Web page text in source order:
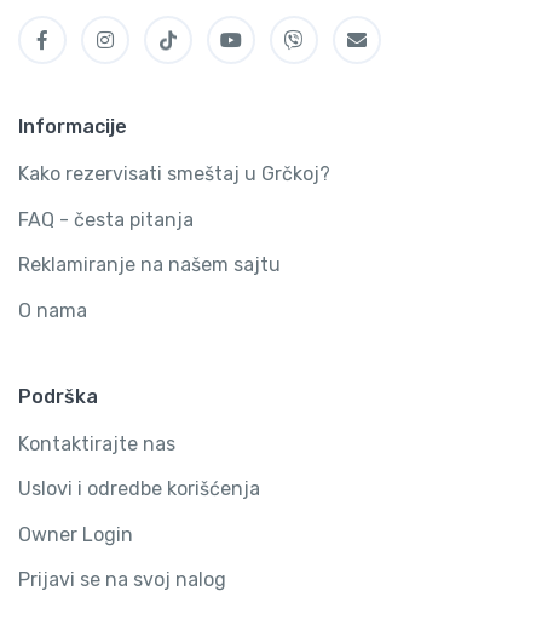
Informacije
Kako rezervisati smeštaj u Grčkoj?
FAQ - česta pitanja
Reklamiranje na našem sajtu
O nama
Podrška
Kontaktirajte nas
Uslovi i odredbe korišćenja
Owner Login
Prijavi se na svoj nalog